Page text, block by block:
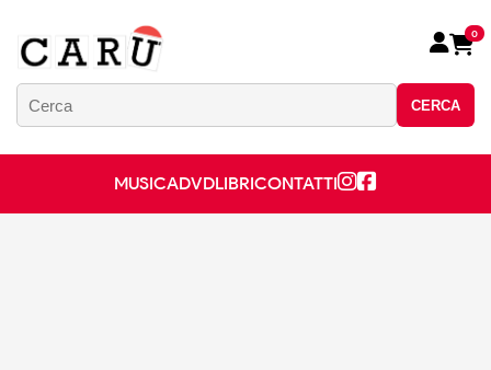
CERCA
0
MUSICADVDLIBRICONTATTI